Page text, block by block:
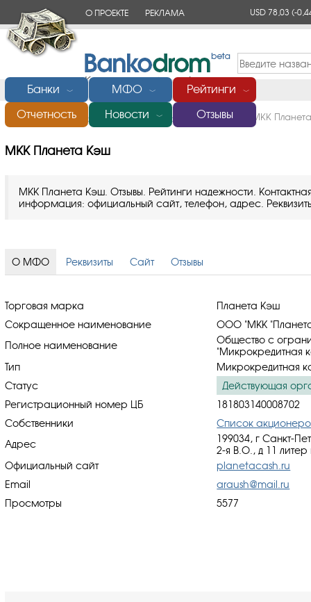
О ПРОЕКТЕ РЕКЛАМА USD 78,03(-
Банки ﹀ МФО ﹀ Рейтинги ﹀
Отчетность Новости ﹀ Отзывы
Главная/Микрофинансовые организации (МФО) МКК
МКК Планета Кэш
МКК Планета Кэш. Отзывы. Рейтинги надежности.
информация: официальный сайт, телефон, адрес.
О МФО Реквизиты Сайт Отзывы
Торговая марка
Планета Кэш
Сокращенное наименование
ООО "МКК
Полное наименование
Общество с
"Микрокредитная
Тип
Микрокредитная
Статус
Действующая
Регистрационный номер ЦБ
181803140008702
Собственники
Список
Адрес
199034, г Санкт-
2-я В.О., д 11
Официальный сайт
planetacash.ru
Email
araush@mail.ru
Просмотры
5577